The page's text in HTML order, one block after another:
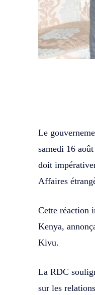
Le
samedi 16
doit
Affaires
Cette réaction
Kenya,
Kivu.
La RDC
sur les